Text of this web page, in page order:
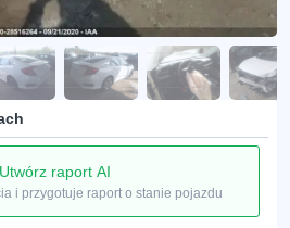
Utwórz raport AI
i przygotuje raport o stanie pojazdu